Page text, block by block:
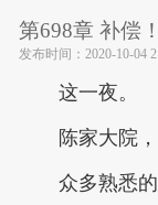
第698章 补偿！
发布时间： 2020-10-04
这一夜。
陈家大院
众多熟悉